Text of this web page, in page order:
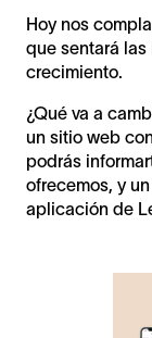
Hoy nos
que sentará
crecimiento.
¿Qué va a
un sitio web
podrás
ofrecemos, y
aplicación de